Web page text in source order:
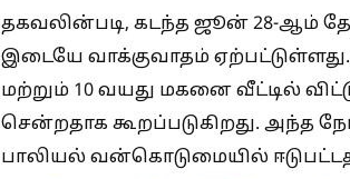
தகவலின்படி, கடந்த ஜூன் 28-ஆம்
இடையே வாக்குவாதம்
மற்றும் 10 வயது மகனை வீட்டில்
சென்றதாக கூறப்படுகிறது. அந்த
பாலியல் வன்கொடுமையில்